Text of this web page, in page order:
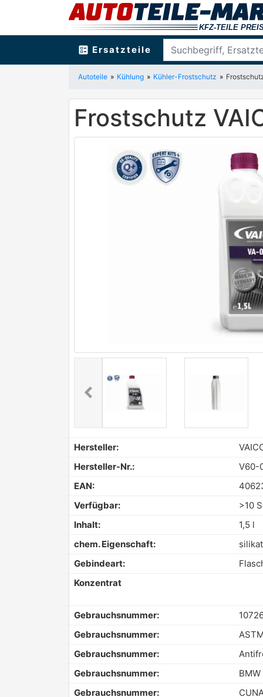
ballot Ersatzteile
Autoteile Kühlung Kühler-Frostschutz
Frostschutz
chevron_leftPrevious
Hersteller:
Hersteller-Nr.:
V60-
EAN:
Verfügbar:
>10
Inhalt:
1,5 l
chem. Eigenschaft:
Gebindeart:
Konzentrat
Gebrauchsnummer:
Gebrauchsnummer:
Gebrauchsnummer:
Gebrauchsnummer:
Gebrauchsnummer: